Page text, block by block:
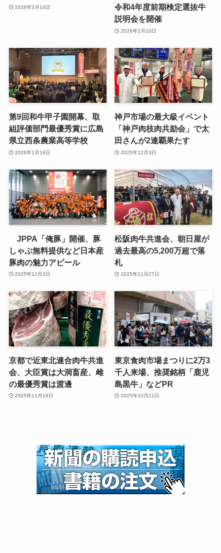
2026年3月10日
令和4年度前期検定選抜牛
説明会を開催
2026年2月10日
第9回和牛甲子園開幕、取
組評価部門最優秀賞に広島
県立西条農業高等学校
2026年1月16日
神戸市場の最大級イベント
「神戸肉枝肉共励会」で太
田さんが2連覇果たす
2025年12月3日
JPPA「俺豚」開催、豚
しゃぶ無料提供など日本産
豚肉の魅力アピール
2025年12月2日
松阪肉牛共進会、朝日屋が
過去最高の5,200万超で落
札
2025年11月27日
京都で近東北連合肉牛共進
会、大臣賞は大洞畜産、雌
の最優秀賞は渡邊
2025年11月19日
東京食肉市場まつりに2万3
千人来場、推奨銘柄「鹿児
島黒牛」などPR
2025年10月21日